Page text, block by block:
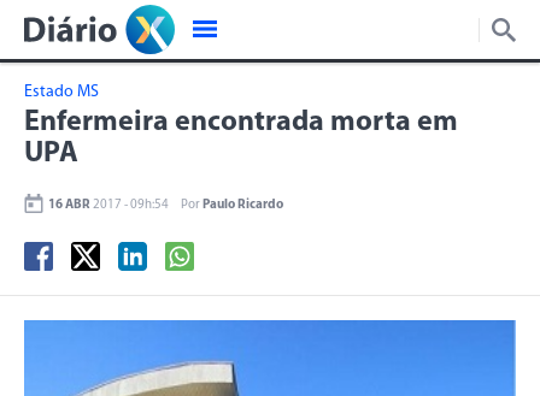
Estado MS
Enfermeira encontrada morta em
UPA
16 ABR 2017 - 09h:54 Por Paulo Ricardo